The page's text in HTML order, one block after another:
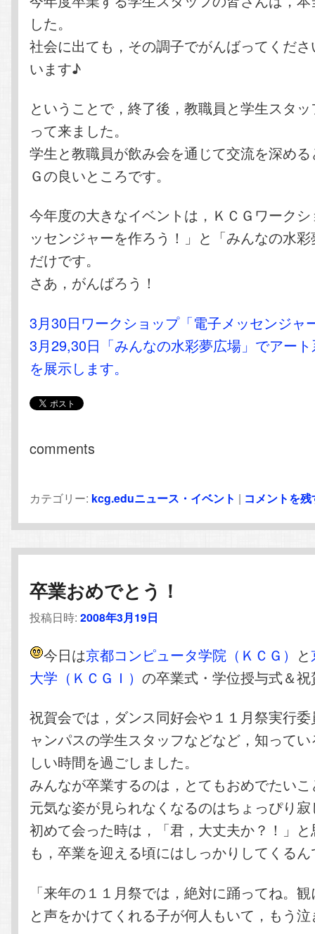
した。
社会に出ても，その調子でがんばってくだ
います♪
ということで，終了後，教職員と学生スタ
って来ました。
学生と教職員が飲み会を通じて交流を深め
Ｇの良いところです。
今年度の大きなイベントは，ＫＣＧワーク
ッセンジャーを作ろう！」と「みんなの水
だけです。
さあ，がんばろう！
3月30日ワークショップ「電子メッセンジャ
3月29,30日「みんなの水彩夢広場」でアー
を展示します。
comments
カテゴリー: kcg.eduニュース・イベント | コメントを残
卒業おめでとう！
投稿日時:2008年3月19日
今日は京都コンピュータ学院（ＫＣＧ） と
大学（ＫＣＧＩ）の卒業式・学位授与式＆
祝賀会では，ダンス同好会や１１月祭実行
ャンパスの学生スタッフなどなど，知って
しい時間を過ごしました。
みんなが卒業するのは，とてもおめでたい
元気な姿が見られなくなるのはちょっぴり
初めて会った時は，「君，大丈夫か？！」
も，卒業を迎える頃にはしっかりしてくる
「来年の１１月祭では，絶対に踊ってね。
と声をかけてくれる子が何人もいて，もう